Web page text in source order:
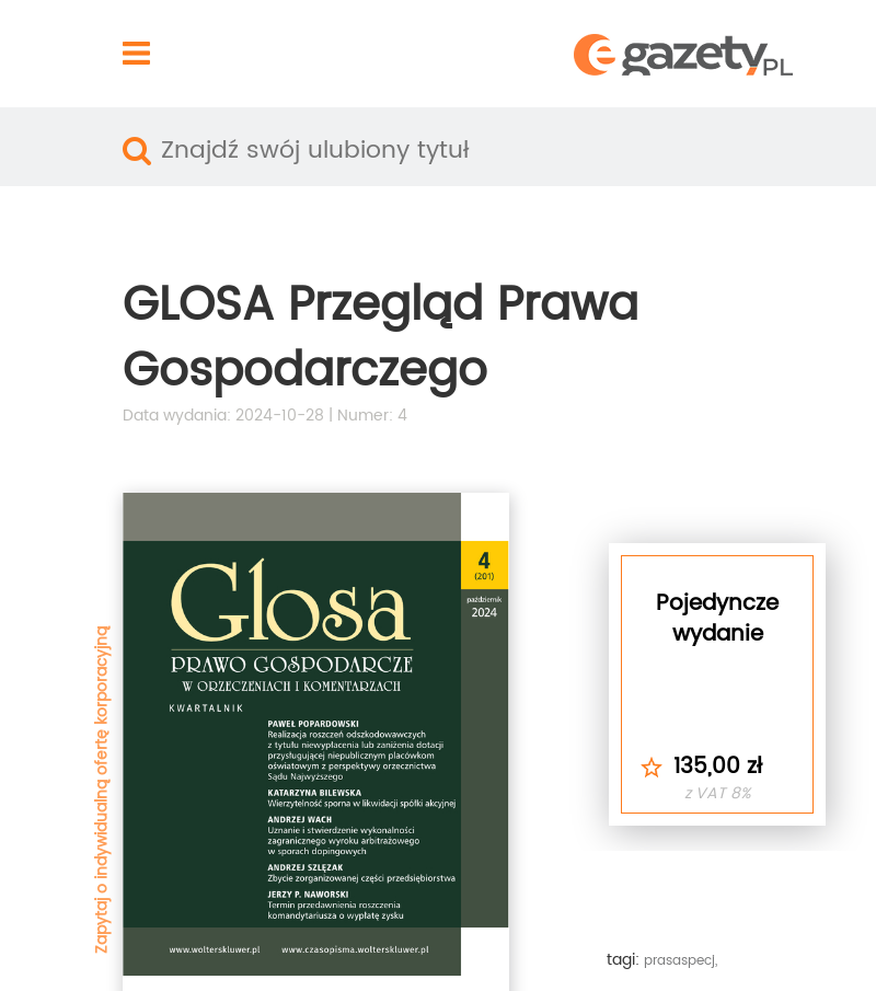
GLOSA Przegląd Prawa
Gospodarczego
Data wydania: 2024-10-28 | Numer: 4
Zapytaj o indywidualną ofertę korporacyjną
Pojedyncze
wydanie
135,00 zł
z VAT 8%
tagi: prasaspecj,